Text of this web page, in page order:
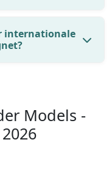
internationale
Models -